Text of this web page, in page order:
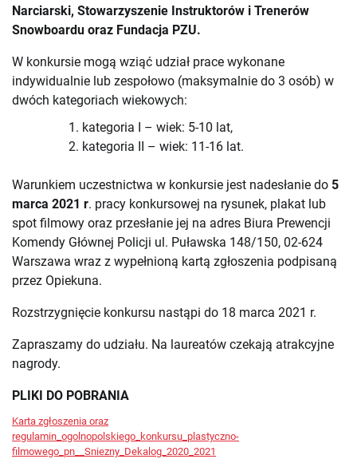
Narciarski, Stowarzyszenie Instruktorów i Trenerów
Snowboardu oraz Fundacja PZU.
W konkursie mogą wziąć udział prace wykonane
indywidualnie lub zespołowo (maksymalnie do 3 osób) w
dwóch kategoriach wiekowych:
kategoria I – wiek: 5-10 lat,
kategoria II – wiek: 11-16 lat.
Warunkiem uczestnictwa w konkursie jest nadesłanie do 5
marca 2021 r. pracy konkursowej na rysunek, plakat lub
spot filmowy oraz przesłanie jej na adres Biura Prewencji
Komendy Głównej Policji ul. Puławska 148/150, 02-624
Warszawa wraz z wypełnioną kartą zgłoszenia podpisaną
przez Opiekuna.
Rozstrzygnięcie konkursu nastąpi do 18 marca 2021 r.
Zapraszamy do udziału. Na laureatów czekają atrakcyjne
nagrody.
PLIKI DO POBRANIA
Karta zgłoszenia oraz
regulamin_ogolnopolskiego_konkursu_plastyczno-
filmowego_pn__Sniezny_Dekalog_2020_2021